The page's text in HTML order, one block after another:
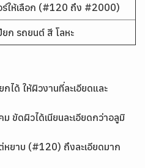
ร์ให้เลือก (#120 ถึง #2000)
ก รถยนต์ สี โลหะ
ได้ ให้ผิวงานที่ละเอียดและ
ขัดผิวได้เนียนละเอียดกว่าอลูมิ
หยาบ (#120) ถึงละเอียดมาก